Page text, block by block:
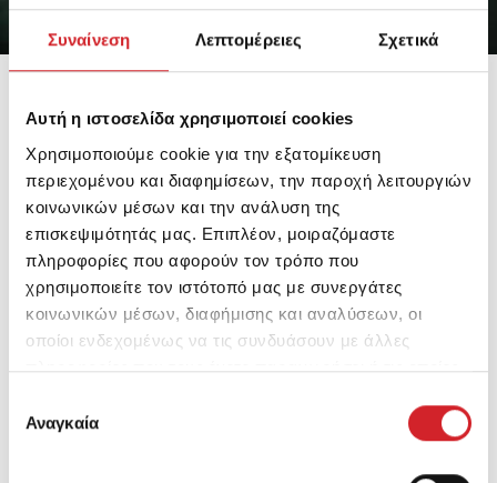
Συναίνεση Λεπτομέρειες Σχετικά
Αυτή η ιστοσελίδα χρησιμοποιεί cookies
Χρησιμοποιούμε cookie για την εξατομίκευση
περιεχομένου και διαφημίσεων, την παροχή λειτουργιών
κοινωνικών μέσων και την ανάλυση της
επισκεψιμότητάς μας. Επιπλέον, μοιραζόμαστε
πληροφορίες που αφορούν τον τρόπο που
χρησιμοποιείτε τον ιστότοπό μας με συνεργάτες
κοινωνικών μέσων, διαφήμισης και αναλύσεων, οι
οποίοι ενδεχομένως να τις συνδυάσουν με άλλες
πληροφορίες που τους έχετε παραχωρήσει ή τις οποίες
των υπηρεσιών τους.
συγκατάθεσης
Αναγκαία
ΒΡΕΙΤΕ ΜΑΣ ΣΤΟ PINTEREST
747 Discover
Collection